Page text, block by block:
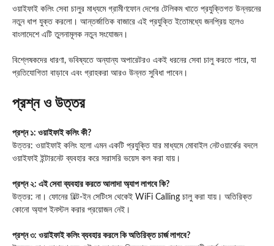
ওয়াইফাই কলিং সেবা চালুর মাধ্যমে গ্রামীণফোন দেশের টেলিকম খাতে প্রযুক্তিগত উন্নয়নের
নতুন ধাপ যুক্ত করলো। আন্তর্জাতিক বাজারে এই প্রযুক্তি ইতোমধ্যে জনপ্রিয় হলেও
বাংলাদেশে এটি তুলনামূলক নতুন সংযোজন।
বিশ্লেষকদের ধারণা, ভবিষ্যতে অন্যান্য অপারেটরও একই ধরনের সেবা চালু করতে পারে, যা
প্রতিযোগিতা বাড়াবে এবং গ্রাহকরা আরও উন্নত সুবিধা পাবেন।
প্রশ্ন ও উত্তর
প্রশ্ন ১: ওয়াইফাই কলিং কী?
উত্তর: ওয়াইফাই কলিং হলো এমন একটি প্রযুক্তি যার মাধ্যমে মোবাইল নেটওয়ার্কের বদলে
ওয়াইফাই ইন্টারনেট ব্যবহার করে সরাসরি ভয়েস কল করা যায়।
প্রশ্ন ২: এই সেবা ব্যবহার করতে আলাদা অ্যাপ লাগবে কি?
উত্তর: না। ফোনের বিল্ট-ইন সেটিংস থেকেই WiFi Calling চালু করা যায়। অতিরিক্ত
কোনো অ্যাপ ইনস্টল করার প্রয়োজন নেই।
প্রশ্ন ৩: ওয়াইফাই কলিং ব্যবহার করলে কি অতিরিক্ত চার্জ লাগবে?